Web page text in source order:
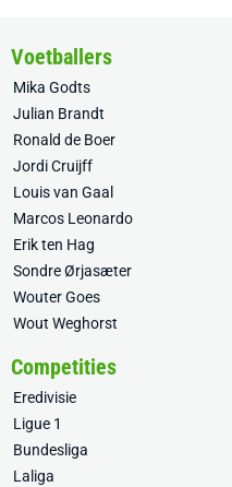
Voetballers
Mika Godts
Julian Brandt
Ronald de Boer
Jordi Cruijff
Louis van Gaal
Marcos Leonardo
Erik ten Hag
Sondre Ørjasæter
Wouter Goes
Wout Weghorst
Competities
Eredivisie
Ligue 1
Bundesliga
Laliga